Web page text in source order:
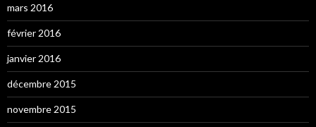
mars 2016
février 2016
janvier 2016
décembre 2015
novembre 2015